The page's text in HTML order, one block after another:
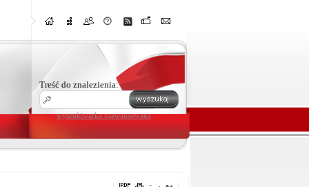
Treść do znalezienia:
wyszukiwarka zaawansowana